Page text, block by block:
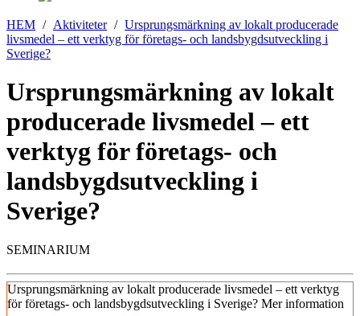
HEM / Aktiviteter / Ursprungsmärkning av lokalt producerade
livsmedel – ett verktyg för företags- och landsbygdsutveckling i
Sverige?
Ursprungsmärkning av lokalt
producerade livsmedel – ett
verktyg för företags- och
landsbygdsutveckling i
Sverige?
SEMINARIUM
Ursprungsmärkning av lokalt producerade livsmedel – ett verktyg
för företags- och landsbygdsutveckling i Sverige? Mer information